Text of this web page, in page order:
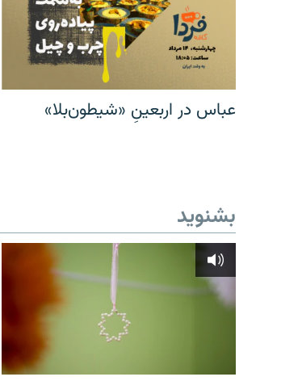
عباس در اربعینِ «شیطون‌بلا»
بشنوید